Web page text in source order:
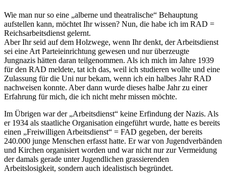
Wie man nur so eine alberne und theatralische
Behauptung
aufstellen kann, möchtet Ihr wissen? Nun, die habe ich im RAD =
Reichsarbeitsdienst gelernt.
Aber Ihr seid auf dem Holzwege, wenn Ihr denkt, der Arbeitsdienst
sei eine Art Parteieinrichtung gewesen und nur überzeugte
Jungnazis hätten daran teilgenommen. Als ich mich im Jahre 1939
für den RAD meldete, tat ich das, weil ich studieren wollte und eine
Zulassung für die Uni nur bekam, wenn ich ein halbes Jahr RAD
nachweisen konnte. Aber dann wurde dieses halbe Jahr zu einer
Erfahrung für mich, die ich nicht mehr missen möchte.
Im Übrigen war der
Arbeitsdienst
keine Erfindung der Nazis. Als
er 1934 als staatliche Organisation eingeführt wurde, hatte es bereits
einen
Freiwilligen Arbeitsdienst
= FAD gegeben, der bereits
240.000 junge Menschen erfasst hatte. Er war von Jugendverbänden
und Kirchen organisiert worden und war nicht nur zur Vermeidung
der damals gerade unter Jugendlichen grassierenden
Arbeitslosigkeit, sondern auch idealistisch begründet.